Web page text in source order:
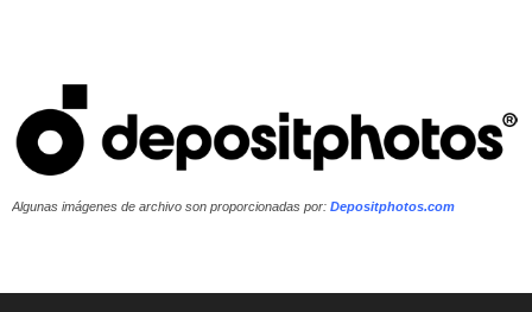
Algunas imágenes de archivo son proporcionadas por: Depositphotos.com